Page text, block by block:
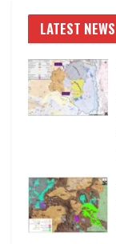
LATEST NEWS